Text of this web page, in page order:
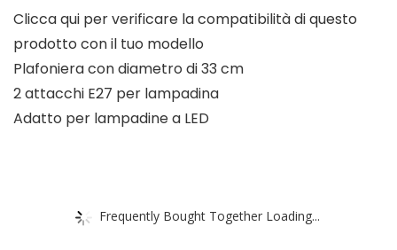
Clicca qui per verificare la compatibilità di questo
prodotto con il tuo modello
Plafoniera con diametro di 33 cm
2 attacchi E27 per lampadina
Adatto per lampadine a LED
Frequently Bought Together Loading...